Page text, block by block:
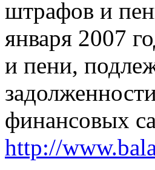
штрафов и
января 2007
и пени,
финансовых
http://